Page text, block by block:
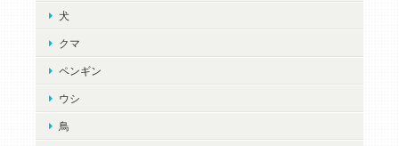
犬
クマ
ペンギン
ウシ
鳥